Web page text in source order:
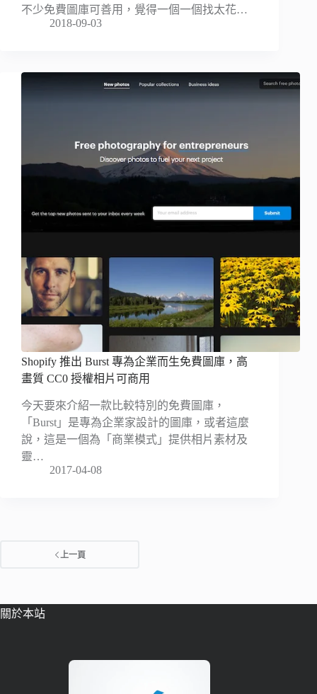
不少免費圖庫可善用，覺得一個一個找太花…
2018-09-03
Shopify 推出 Burst 專為企業而生免費圖庫，高
畫質 CC0 授權相片可商用
今天要來介紹一款比較特別的免費圖庫，
「Burst」是專為企業家設計的圖庫，或者這麼
說，這是一個為「商業模式」提供相片素材及
靈…
2017-04-08
上一頁
關於本站